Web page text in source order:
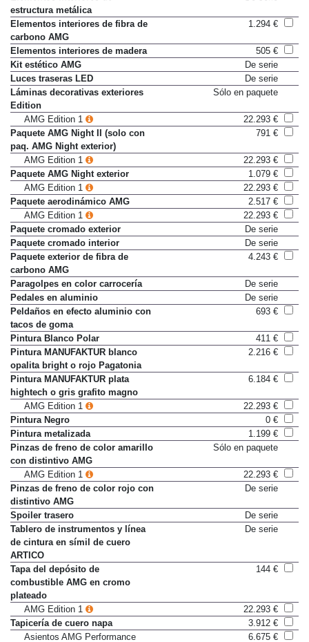
Elementos interiores de
estructura metálica
Elementos interiores de fibra de
carbono AMG
Elementos interiores de madera
505 €
Kit estético AMG
De serie
Luces traseras LED
De serie
Láminas decorativas exteriores
Edition
AMG Edition 1
22.293 €
Paquete AMG Night II (solo con
paq. AMG Night exterior)
AMG Edition 1
22.293 €
Paquete AMG Night exterior
1.079 €
AMG Edition 1
22.293 €
Paquete aerodinámico AMG
2.517 €
AMG Edition 1
22.293 €
Paquete cromado exterior
De serie
Paquete cromado interior
De serie
Paquete exterior de fibra de
carbono AMG
Paragolpes en color carrocería
De serie
Pedales en aluminio
De serie
Peldaños en efecto aluminio con
tacos de goma
Pintura Blanco Polar
411 €
Pintura MANUFAKTUR blanco
opalita bright o rojo Pagatonia
Pintura MANUFAKTUR plata
hightech o gris grafito magno
AMG Edition 1
22.293 €
Pintura Negro
0 €
Pintura metalizada
1.199 €
Pinzas de freno de color amarillo
con distintivo AMG
AMG Edition 1
22.293 €
Pinzas de freno de color rojo con
distintivo AMG
Spoiler trasero
De serie
Tablero de instrumentos y línea
de cintura en símil de cuero
ARTICO
Tapa del depósito de
combustible AMG en cromo
plateado
AMG Edition 1
22.293 €
Tapicería de cuero napa
3.912 €